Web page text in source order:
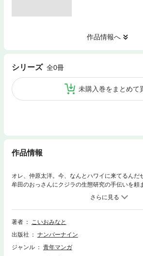
作品情報へ
シリーズ 全0冊
未購入巻をまとめて
作品情報
オレ、仲原太洋。今、なんとハワイに来てるんだ
牟田のおっさんにクジラの生態研究の手伝いを頼
調べるためにダイビングの経験を積んでおきたい
たから、オレにとっちゃ渡りに船で飛びついたっ
ディなオネーサンがいっぱいのハワイ行きを逃す
冒険ワクワクストーリー、新展開スタート！
著者
こいおみなと
出版社
ナンバーナイン
ジャンル
青年マンガ